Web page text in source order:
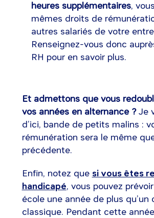
heures supplémentaires,
mêmes droits de
autres salariés de votre
Renseignez-vous donc
RH pour en savoir plus.
Et admettons que vous
vos années en alternance ?Je
d’ici, bande de petits malins :
rémunération sera le même
précédente.
Enfin, notez que si vous êtes
handicapé, vous pouvez
école une année de plus qu’un
classique. Pendant cette année